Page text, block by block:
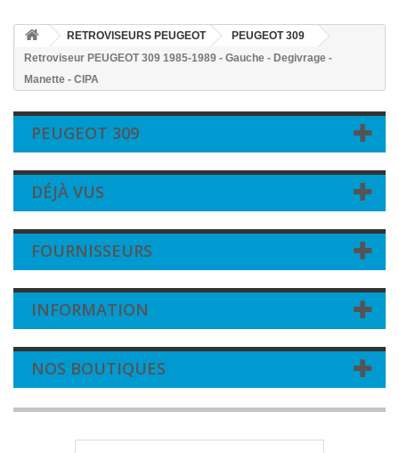
RETROVISEURS PEUGEOT
PEUGEOT 309
Retroviseur PEUGEOT 309 1985-1989 - Gauche - Degivrage -
Manette - CIPA
PEUGEOT 309
DÉJÀ VUS
FOURNISSEURS
INFORMATION
NOS BOUTIQUES